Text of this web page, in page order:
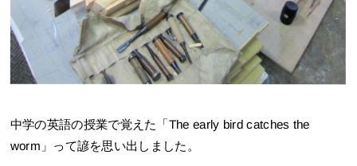
中学の英語の授業で覚えた「The early bird catches the
worm」って諺を思い出しました。